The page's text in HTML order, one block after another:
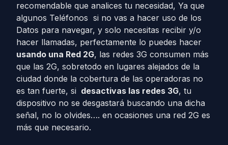
recomendable que analices tu necesidad, Ya que
algunos Teléfonos si no vas a hacer uso de los
Datos para navegar, y solo necesitas recibir y/o
hacer llamadas, perfectamente lo puedes hacer
usando una Red 2G, las redes 3G consumen más
que las 2G, sobretodo en lugares alejados de la
ciudad donde la cobertura de las operadoras no
es tan fuerte, si desactivas las redes 3G, tu
dispositivo no se desgastará buscando una dicha
señal, no lo olvides…. en ocasiones una red 2G es
más que necesario.